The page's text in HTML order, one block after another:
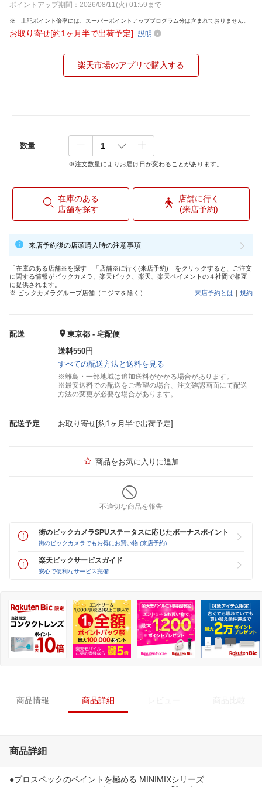
ポイントアップ期間：2026/08/11(火) 01:59まで
上記ポイント倍率には、スーパーポイントアッププログラム分は含まれておりません。
お取り寄せ[約1ヶ月半で出荷予定] 説明
楽天市場のアプリで購入する
数量
※注文数量によりお届け日が変わることがあります。
在庫のある
店舗を探す
店舗に行く
(来店予約)
来店予約後の店頭購入時の注意事項
「在庫のある店舗※を探す」「店舗※に行く(来店予約)」をクリックすると、ご注文
に関する情報がビックカメラ、楽天ビック、楽天、楽天ペイメントの４社間で相互
に提供されます。
※ ビックカメラグループ店舗（コジマを除く）
来店予約とは ｜ 規約
配送
東京都 - 宅配便
送料550円
すべての配送方法と送料を見る
※離島・一部地域は追加送料がかかる場合があります。
※最安送料での配送をご希望の場合、注文確認画面にて配送
方法の変更が必要な場合があります。
配送予定 お取り寄せ[約1ヶ月半で出荷予定]
商品をお気に入りに追加
不適切な商品を報告
街のビックカメラSPUステータスに応じたボーナスポイント
街のビックカメラでもお得にお買い物 (来店予約)
楽天ビックサービスガイド
安心で便利なサービス完備
商品情報 商品詳細
商品詳細
●プロスペックのペイントを極める MINIMIXシリーズ